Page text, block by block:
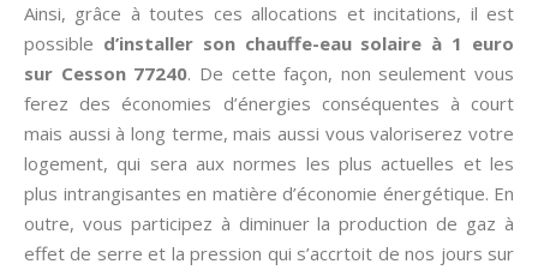
Ainsi, grâce à toutes ces allocations et incitations, il est
possible d’installer son chauffe-eau solaire à 1 euro
sur Cesson 77240. De cette façon, non seulement vous
ferez des économies d’énergies conséquentes à court
mais aussi à long terme, mais aussi vous valoriserez votre
logement, qui sera aux normes les plus actuelles et les
plus intrangisantes en matière d’économie énergétique. En
outre, vous participez à diminuer la production de gaz à
effet de serre et la pression qui s’accrtoit de nos jours sur